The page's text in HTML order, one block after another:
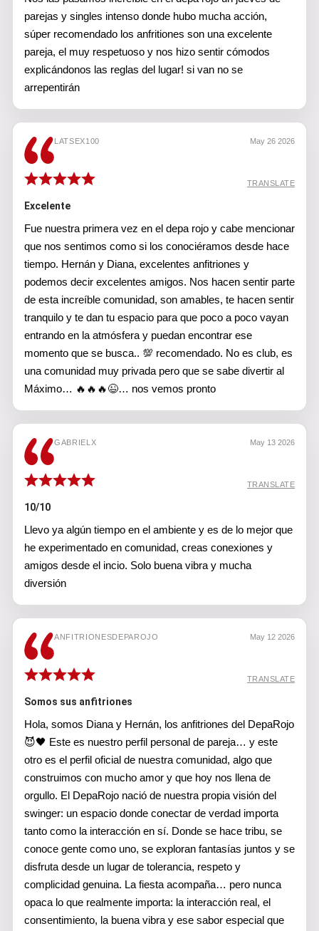
parejas y singles intenso donde hubo mucha acción,
súper recomendado los anfritiones son una excelente
pareja, el muy respetuoso y nos hizo sentir cómodos
explicándonos las reglas del lugar! si van no se
arrepentirán
LATSEX100 May 26 2026
TRANSLATE
Excelente
Fue nuestra primera vez en el depa rojo y cabe mencionar
que nos sentimos como si los conociéramos desde hace
tiempo. Hernán y Diana, excelentes anfitriones y
podemos decir excelentes amigos. Nos hacen sentir parte
de esta increíble comunidad, son amables, te hacen sentir
tranquilo y te dan tu espacio para que poco a poco vayan
entrando en la atmósfera y puedan encontrar ese
momento que se busca.. 💯 recomendado. No es club, es
una comunidad muy privada pero que se sabe divertir al
Máximo… 🔥🔥🔥😉… nos vemos pronto
GABRIELX May 13 2026
TRANSLATE
10/10
Llevo ya algún tiempo en el ambiente y es de lo mejor que
he experimentado en comunidad, creas conexiones y
amigos desde el incio. Solo buena vibra y mucha
diversión
ANFITRIONESDEPAROJO May 12 2026
TRANSLATE
Somos sus anfitriones
Hola, somos Diana y Hernán, los anfitriones del DepaRojo
😈🖤 Este es nuestro perfil personal de pareja… y este
otro es el perfil oficial de nuestra comunidad, algo que
construimos con mucho amor y que hoy nos llena de
orgullo. El DepaRojo nació de nuestra propia visión del
swinger: un espacio donde conectar de verdad importa
tanto como la interacción en sí. Donde se hace tribu, se
conoce gente como uno, se exploran fantasías juntos y se
disfruta desde un lugar de tolerancia, respeto y
complicidad genuina. La fiesta acompaña… pero nunca
opaca lo que realmente importa: la interacción real, el
consentimiento, la buena vibra y ese sabor especial que